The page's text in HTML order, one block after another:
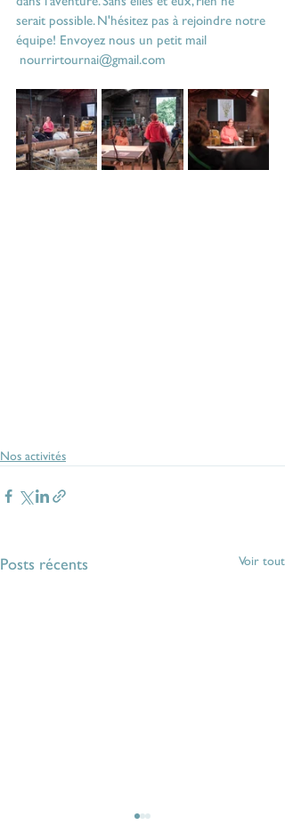
serait possible. N'hésitez pas à rejoindre notre
équipe! Envoyez nous un petit mail
nourrirtournai@gmail.com
Nos activités
Posts récents Voir tout